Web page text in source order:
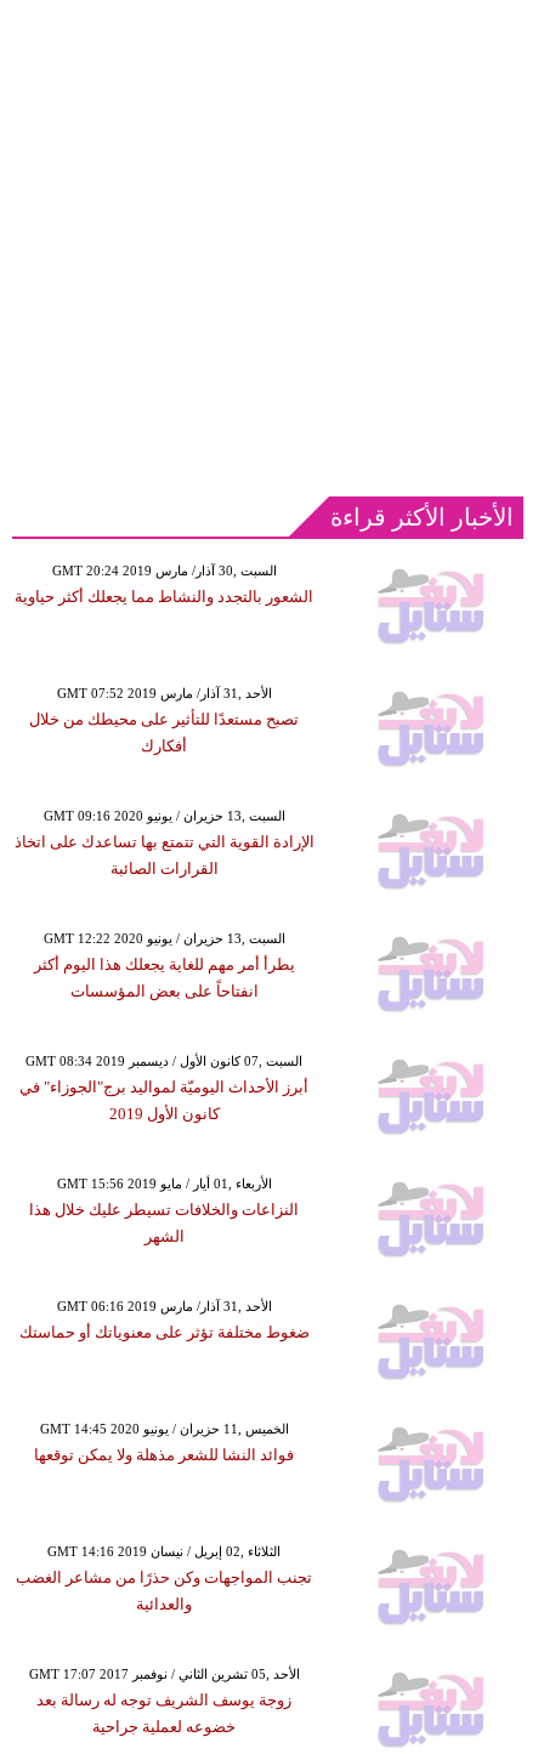
الأخبار الأكثر قراءة
GMT 20:24 2019 السبت ,30 آذار/ مارس
الشعور بالتجدد والنشاط مما يجعلك أكثر حياوية
GMT 07:52 2019 الأحد ,31 آذار/ مارس
تصبح مستعدًا للتأثير على محيطك من خلال
أفكارك
GMT 09:16 2020 السبت ,13 حزيران / يونيو
الإرادة القوية التي تتمتع بها تساعدك على اتخاذ
القرارات الصائبة
GMT 12:22 2020 السبت ,13 حزيران / يونيو
يطرأ أمر مهم للغاية يجعلك هذا اليوم أكثر
انفتاحاً على بعض المؤسسات
GMT 08:34 2019 السبت ,07 كانون الأول / ديسمبر
أبرز الأحداث اليوميّة لمواليد برج"الجوزاء" في
كانون الأول 2019
GMT 15:56 2019 الأربعاء ,01 أيار / مايو
النزاعات والخلافات تسيطر عليك خلال هذا
الشهر
GMT 06:16 2019 الأحد ,31 آذار/ مارس
ضغوط مختلفة تؤثر على معنوياتك أو حماستك
GMT 14:45 2020 الخميس ,11 حزيران / يونيو
فوائد النشا للشعر مذهلة ولا يمكن توقعها
GMT 14:16 2019 الثلاثاء ,02 إبريل / نيسان
تجنب المواجهات وكن حذرًا من مشاعر الغضب
والعدائية
GMT 17:07 2017 الأحد ,05 تشرين الثاني / نوفمبر
زوجة يوسف الشريف توجه له رسالة بعد
خضوعه لعملية جراحية